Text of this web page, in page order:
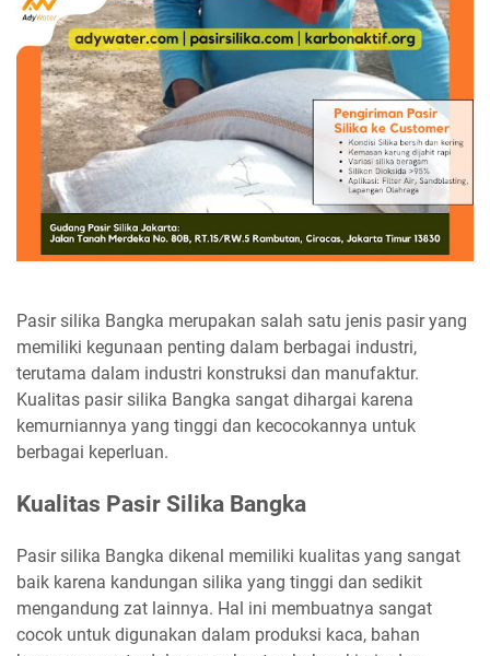
Pasir silika Bangka merupakan salah satu jenis pasir yang
memiliki kegunaan penting dalam berbagai industri,
terutama dalam industri konstruksi dan manufaktur.
Kualitas pasir silika Bangka sangat dihargai karena
kemurniannya yang tinggi dan kecocokannya untuk
berbagai keperluan.
Kualitas Pasir Silika Bangka
Pasir silika Bangka dikenal memiliki kualitas yang sangat
baik karena kandungan silika yang tinggi dan sedikit
mengandung zat lainnya. Hal ini membuatnya sangat
cocok untuk digunakan dalam produksi kaca, bahan